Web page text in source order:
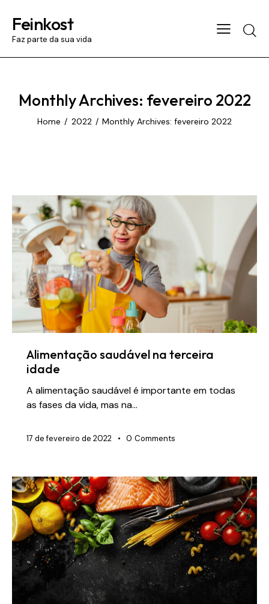
Feinkost
Faz parte da sua vida
Monthly Archives: fevereiro 2022
Home 2022 Monthly Archives: fevereiro 2022
Alimentação saudável na terceira
idade
A alimentação saudável é importante em todas
as fases da vida, mas na…
17 de fevereiro de 2022 0 Comments